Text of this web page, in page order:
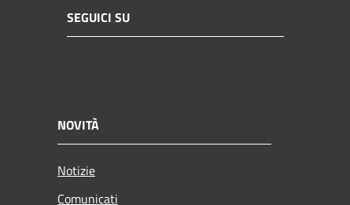
SEGUICI SU
NOVITÀ
Notizie
Comunicati